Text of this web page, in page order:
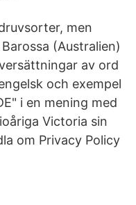
men
(Australien)
av ord
och exempel
i en mening med
Victoria sin
om Privacy Policy